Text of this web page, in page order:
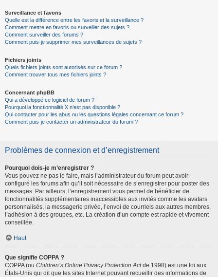
Surveillance et favoris
Quelle est la différence entre les favoris et la surveillance ?
Comment mettre en favoris ou surveiller des sujets ?
Comment surveiller des forums ?
Comment puis-je supprimer mes surveillances de sujets ?
Fichiers joints
Quels fichiers joints sont autorisés sur ce forum ?
Comment trouver tous mes fichiers joints ?
Concernant phpBB
Qui a développé ce logiciel de forum ?
Pourquoi la fonctionnalité X n’est pas disponible ?
Qui contacter pour les abus ou les questions légales concernant ce forum ?
Comment puis-je contacter un administrateur du forum ?
Problèmes de connexion et d’enregistrement
Pourquoi dois-je m’enregistrer ?
Vous pouvez ne pas le faire, mais l’administrateur du forum peut avoir
configuré les forums afin qu’il soit nécessaire de s’enregistrer pour poster des
messages. Par ailleurs, l’enregistrement vous permet de bénéficier de
fonctionnalités supplémentaires inaccessibles aux invités comme les avatars
personnalisés, la messagerie privée, l’envoi de courriels aux autres membres,
l’adhésion à des groupes, etc. La création d’un compte est rapide et vivement
conseillée.
Haut
Que signifie COPPA ?
COPPA (ou Children’s Online Privacy Protection Actde 1998) est une loi aux
États-Unis qui dit que les sites Internet pouvant recueillir des informations de